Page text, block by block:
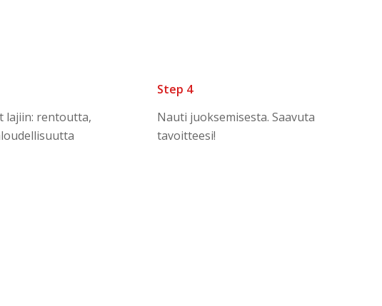
lajiin: rentoutta,
Step 4
Nauti juoksemisesta. Saavuta
tavoitteesi!